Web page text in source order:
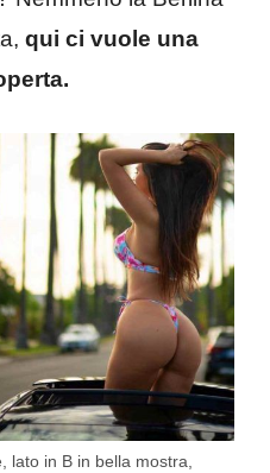
qui ci vuole una
lato in B in bella mostra,